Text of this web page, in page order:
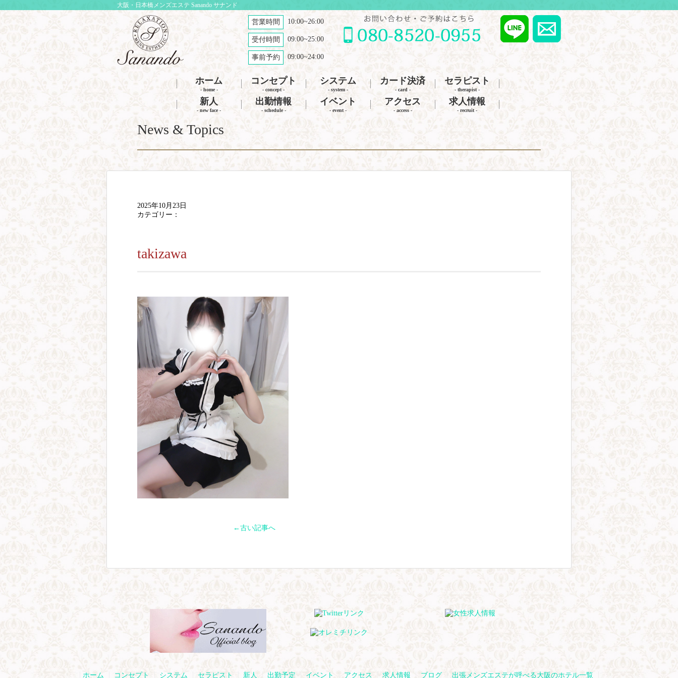
大阪・日本橋メンズエステ Sanando サナンド
営業時間 10:00~26:00
受付時間 09:00~25:00
事前予約 09:00~24:00
ホーム
- home -
コンセプト
- concept -
システム
- system -
カード決済
- card -
セラピスト
- therapist -
新人
- new face -
出勤情報
- schedule -
イベント
- event -
アクセス
- access -
求人情報
- recruit -
News & Topics
2025年10月23日
カテゴリー：
takizawa
←古い記事へ
ホーム コンセプト システム セラピスト 新人 出勤予定 イベント アクセス 求人情報 ブログ 出張メンズエステが呼べる大阪のホテル一覧